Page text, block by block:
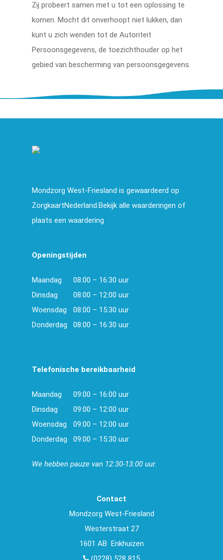
Zij probeert samen met u tot een oplossing te
komen. Mocht dit onverhoopt niet lukken, dan
kunt u zich wenden tot de Autoriteit
Persoonsgegevens, de toezichthouder op het
gebied van bescherming van persoonsgegevens.
Mondzorg West-Friesland is gewaardeerd op
ZorgkaartNederland.Bekijk alle waarderingen of
plaats een waardering
Openingstijden
Maandag
08:00 – 16:30 uur
Dinsdag
08:00 – 12:00 uur
Woensdag
08:00 – 15:30 uur
Donderdag
08:00 – 16:30 uur
Telefonische bereikbaarheid
Maandag
09:00 – 16:00 uur
Dinsdag
09:00 – 12:00 uur
Woensdag
09:00 – 12:00 uur
Donderdag
09:00 – 15:30 uur
We hebben pauze van 12:30-13:00 uur.
Contact
Mondzorg West-Friesland
Westerstraat 27
1601 AB Enkhuizen